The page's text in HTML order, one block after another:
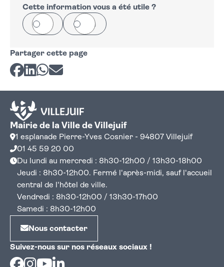
−
Cette information vous a été utile ?
Oui Non
Partager cette page
Partager sur Facebook
Partager sur LinkedIn
Partager sur Whatsapp
Partager par courriel
Mairie de la Ville de Villejuif
1 esplanade Pierre-Yves Cosnier - 94807 Villejuif
01 45 59 20 00
Du lundi au mercredi : 8h30-12h00 / 13h30-18h00
Jeudi : 8h30-12h00. Fermé l'après-midi, sauf l'accueil
central de l'hôtel de ville.
Vendredi : 8h30-12h00 / 13h30-17h00
Samedi : 8h30-12h00
Nous contacter
Suivez-nous sur nos réseaux sociaux !
Facebook
Instagram
Youtube